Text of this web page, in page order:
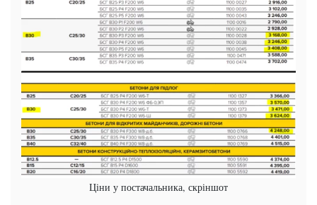
Ціни у постачальника, скріншот